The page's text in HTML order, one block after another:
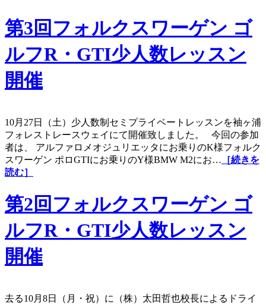
第3回フォルクスワーゲン ゴ
ルフR・GTI少人数レッスン
開催
10月27日（土）少人数制セミプライベートレッスンを袖ヶ浦
フォレストレースウェイにて開催致しました。 今回の参加
者は、 アルファロメオジュリエッタにお乗りのK様フォルク
スワーゲン ポロGTIにお乗りのY様BMW M2にお… ［続きを
読む］
第2回フォルクスワーゲン ゴ
ルフR・GTI少人数レッスン
開催
去る10月8日（月・祝）に（株）太田哲也校長によるドライ